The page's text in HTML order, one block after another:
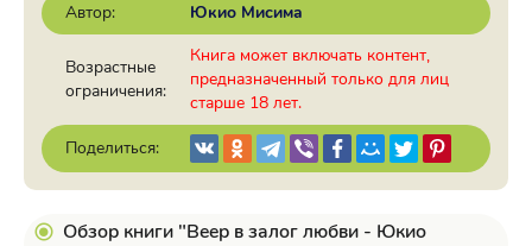
Автор:
Юкио Мисима
Возрастные
ограничения:
Книга может включать контент,
предназначенный только для лиц
старше 18 лет.
Поделиться:
Обзор книги "Веер в залог любви - Юкио